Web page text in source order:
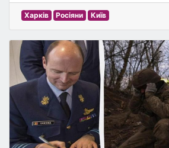
Харків Росіяни Київ